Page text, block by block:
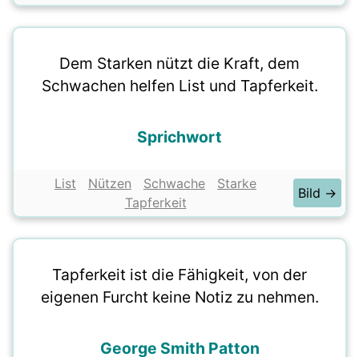
Dem Starken nützt die Kraft, dem
Schwachen helfen List und Tapferkeit.
Sprichwort
List Nützen Schwache
Starke
Tapferkeit
Bild →
Tapferkeit ist die Fähigkeit, von der
eigenen Furcht keine Notiz zu nehmen.
George Smith Patton